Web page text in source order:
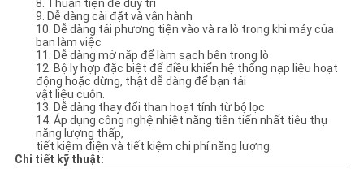
CHÍNH
SÁCH
BẢO
MẬT
8. Thuận tiện để duy trì
9. Dễ dàng cài đặt và vận hành
10. Dễ dàng tải phương tiện vào và ra lò trong khi máy của
bạn làm việc
11. Dễ dàng mở nắp để làm sạch bên trong lò
12. Bộ ly hợp đặc biệt để điều khiển hệ thống nạp liệu hoạt
động hoặc dừng, thật dễ dàng để bạn tải
vật liệu cuộn.
13. Dễ dàng thay đổi than hoạt tính từ bộ lọc
14. Áp dụng công nghệ nhiệt năng tiên tiến nhất tiêu thụ
năng lượng thấp,
tiết kiệm điện và tiết kiệm chi phí năng lượng.
Chi tiết kỹ thuật: